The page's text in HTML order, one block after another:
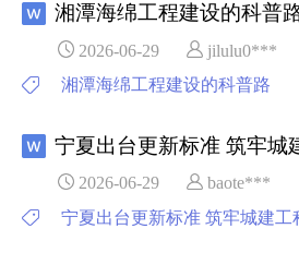
湘潭海绵工程建设的科普
2026-06-29 jilulu0***
湘潭海绵工程建设的科普路
宁夏出台更新标准 筑牢城
2026-06-29 baote***
宁夏出台更新标准 筑牢城建工